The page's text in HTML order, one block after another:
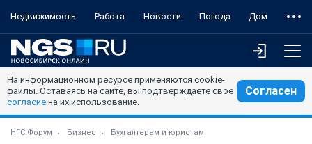
Недвижимость Работа Новости Погода Дом
На информационном ресурсе применяются cookie-
файлы. Оставаясь на сайте, вы подтверждаете свое
согласие на их использование.
Согласен
НГС.Форум Бизнес Бухгалтерам и юристам